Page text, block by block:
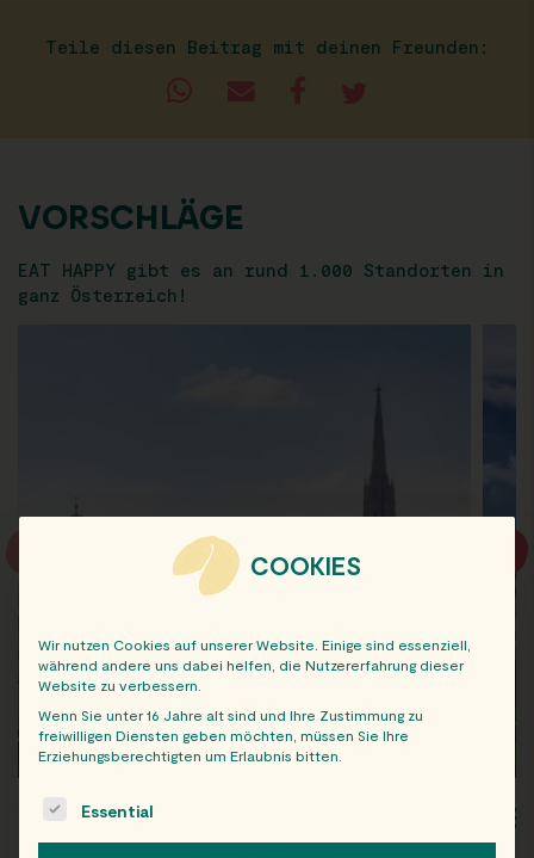
Teile diesen Beitrag mit deinen Freunden:
VORSCHLÄGE
EAT HAPPY gibt es an rund 1.000 Standorten in
ganz Österreich!
WIEN
COOKIES
Wir nutzen Cookies auf unserer Website. Einige sind essenziell,
während andere uns dabei helfen, die Nutzererfahrung dieser
Website zu verbessern.
Wenn Sie unter 16 Jahre alt sind und Ihre Zustimmung zu
freiwilligen Diensten geben möchten, müssen Sie Ihre
Erziehungsberechtigten um Erlaubnis bitten.
The following is a list of service groups for which consent
Essential